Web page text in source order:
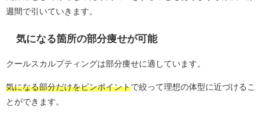
週間で引いていきます。
気になる箇所の部分痩せが可能
クールスカルプティングは部分痩せに適しています。
気になる部分だけをピンポイントで絞って理想の体型に近づけるこ
とができます。